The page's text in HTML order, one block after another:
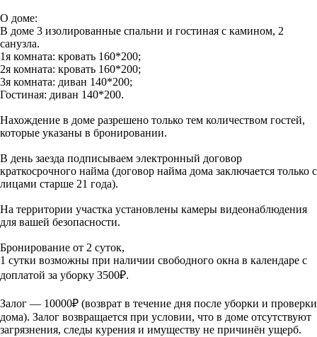
О доме:
В доме 3 изолированные спальни и гостиная с камином, 2
санузла.
1я комната: кровать 160*200;
2я комната: кровать 160*200;
3я комната: диван 140*200;
Гостиная: диван 140*200.
Нахождение в доме разрешено только тем количеством гостей,
которые указаны в бронировании.
В день заезда подписываем электронный договор
краткосрочного найма (договор найма дома заключается только с
лицами старше 21 года).
На территории участка установлены камеры видеонаблюдения
для вашей безопасности.
Бронирование от 2 суток,
1 сутки возможны при наличии свободного окна в календаре с
доплатой за уборку 3500₽.
Залог — 10000₽ (возврат в течение дня после уборки и проверки
дома). Залог возвращается при условии, что в доме отсутствуют
загрязнения, следы курения и имуществу не причинён ущерб.